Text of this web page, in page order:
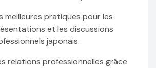
meilleures pratiques pour les
et les discussions
japonais.
relations professionnelles grâce